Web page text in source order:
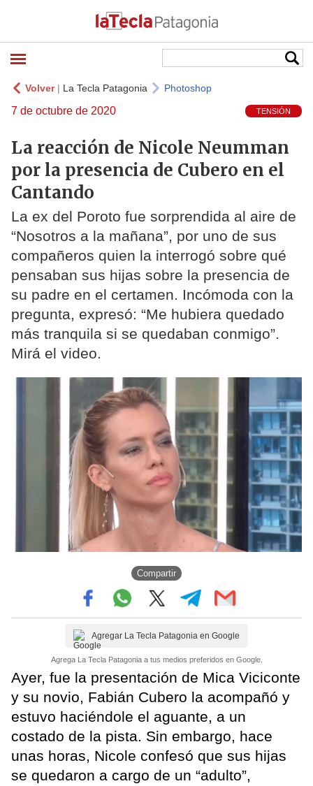
Volver| La Tecla Patagonia Photoshop
7 de octubre de 2020 TENSIÓN
La reacción de Nicole Neumman
por la presencia de Cubero en el
Cantando
La ex del Poroto fue sorprendida al aire de
“Nosotros a la mañana”, por uno de sus
compañeros quien la interrogó sobre qué
pensaban sus hijas sobre la presencia de
su padre en el certamen. Incómoda con la
pregunta, expresó: “Me hubiera quedado
más tranquila si se quedaban conmigo”.
Mirá el video.
Compartir
Agregar La Tecla Patagonia en Google
Agrega La Tecla Patagonia a tus medios preferidos en Google.
Ayer, fue la presentación de Mica Viciconte
y su novio, Fabián Cubero la acompañó y
estuvo haciéndole el aguante, a un
costado de la pista. Sin embargo, hace
unas horas, Nicole confesó que sus hijas
se quedaron a cargo de un “adulto”,